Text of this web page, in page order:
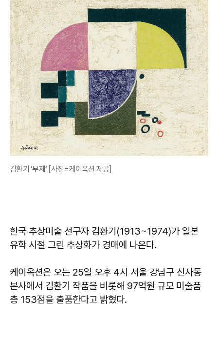
김환기 ‘무제‘ [사진=케이옥션 제공]
한국 추상미술 선구자 김환기(1913~1974)가 일본
유학 시절 그린 추상화가 경매에 나온다.
케이옥션은 오는 25일 오후 4시 서울 강남구 신사동
본사에서 김환기 작품을 비롯해 97억원 규모 미술품
총 153점을 출품한다고 밝혔다.